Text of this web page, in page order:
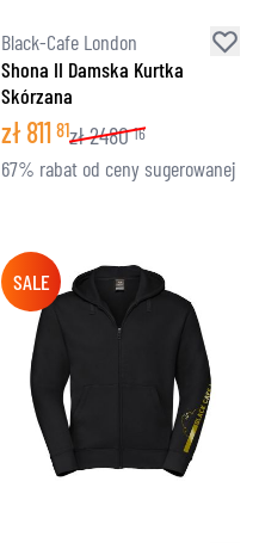
Black-Cafe London
Shona II Damska Kurtka
Skórzana
zł811 81zł2480 16
67% rabat od ceny sugerowanej
SALE